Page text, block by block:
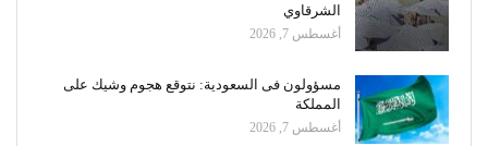
الشرقاوي
أغسطس 7, 2026
مسؤولون فى السعودية: نتوقع هجوم وشيك على
المملكة
أغسطس 7, 2026